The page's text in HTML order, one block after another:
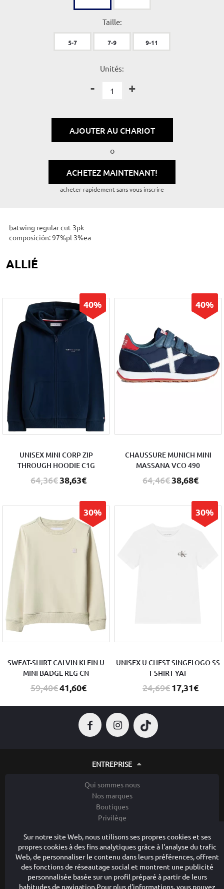
Taille:
5-7 7-9 9-11
Unités:
- +
AJOUTER AU CHARIOT
o
ACHETEZ MAINTENANT!
acheter rapidement sans vous inscrire
batwing regular cut 3pk
composición: 97%pl 3%ea
ALLIÉ
40%
UNISEX MINI CORP ZIP
THROUGH HOODIE C1G
64,36€38,63€
40%
CHAUSSURE MUNICH MINI
MASSANA VCO 490
64,46€38,68€
30%
SWEAT-SHIRT CALVIN KLEIN U
MINI BADGE REG CN
59,40€41,60€
30%
UNISEX U CHEST SINGELOGO SS
T-SHIRT YAF
24,69€17,31€
Sur notre site Web, nous utilisons ses propres cookies et ses
propres cookies à des fins analytiques grâce à l'analyse du trafic
Web, de personnaliser le contenu dans leurs préférences, offrent
des fonctions de réseautage social et montrent une publicité
personnalisée basée sur un profil préparé à partir de leurs
habitudes de navigation.Pour plus d'informations, vous pouvez
ENTREPRISE
Qui sommes nous
Nos marques
Boutiques
Privilège
LES POLITIQUES DE CONFIDENTIALITÉ
Avis juridique
Comment acheter